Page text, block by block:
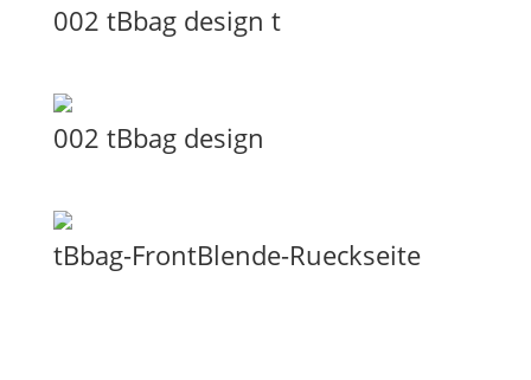
002 tBbag design t
002 tBbag design
tBbag-FrontBlende-Rueckseite